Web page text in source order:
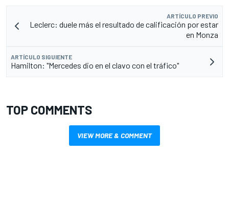
ARTÍCULO PREVIO
Leclerc: duele más el resultado de calificación por estar
en Monza
ARTÍCULO SIGUIENTE
Hamilton: "Mercedes dio en el clavo con el tráfico"
TOP COMMENTS
VIEW MORE & COMMENT